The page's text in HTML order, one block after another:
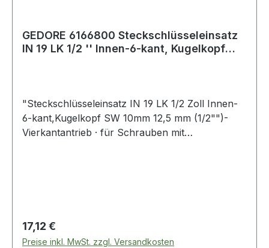
GEDORE 6166800 Steckschlüsseleinsatz
IN 19 LK 1/2 '' Innen-6-kant, Kugelkopf
"Steckschlüsseleinsatz IN 19 LK 1/2 Zoll Innen-
6-kant,Kugelkopf SW 10mm 12,5 mm (1/2"")-
Vierkantantrieb · für Schrauben mit
C 12,5, ISO1174 Weitere technische
Eigenschaften: · Material: Vanadiumstahl"
Regulärer Preis:
17,12 €
Preise inkl. MwSt. zzgl. Versandkosten